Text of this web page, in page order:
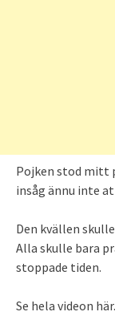
Pojken stod mitt
insåg ännu inte
Den kvällen
Alla skulle bara
stoppade tiden.
Se hela videon här.